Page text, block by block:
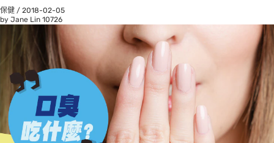
保健 / 2018-02-05
by Jane Lin 10726